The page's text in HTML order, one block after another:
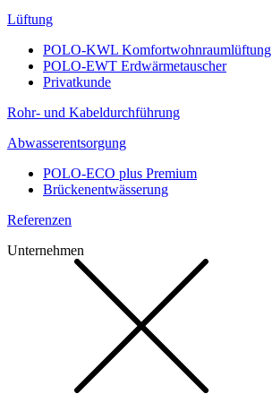
Lüftung
POLO-KWL Komfortwohnraumlüftung
POLO-EWT Erdwärmetauscher
Privatkunde
Rohr- und Kabeldurchführung
Abwasserentsorgung
POLO-ECO plus Premium
Brückenentwässerung
Referenzen
Unternehmen